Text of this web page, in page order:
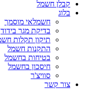
קבלן חשמל
בלוג
חשמלאי מוסמך
בדיקת מגר בידוד
תיקון תקלות
התקנות חשמל
בטיחות בחשמל
חיסכון בחשמל
סוויצ'ר
צור קשר